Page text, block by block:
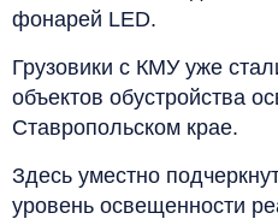
фонарей LED.
Грузовики с КМУ уже
объектов обустройства
Ставропольском крае.
Здесь уместно
уровень освещенности